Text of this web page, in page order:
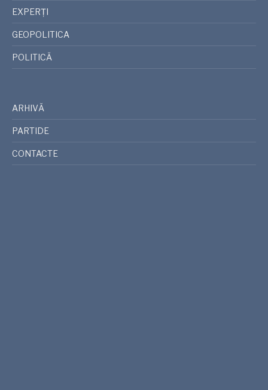
EXPERȚI
GEOPOLITICA
POLITICĂ
ARHIVĂ
PARTIDE
CONTACTE